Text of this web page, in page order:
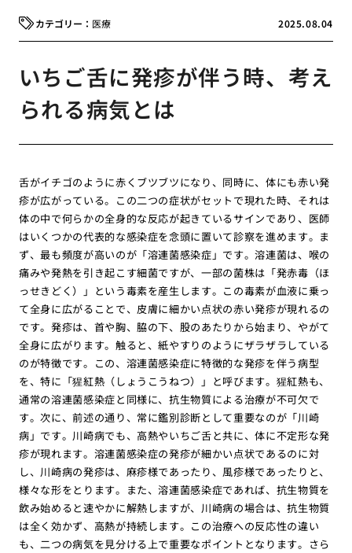
2025.08.04
医療
いちご舌に発疹が伴う時、考え
られる病気とは
舌がイチゴのように赤くブツブツになり、同時に、体にも赤い発
疹が広がっている。この二つの症状がセットで現れた時、それは
体の中で何らかの全身的な反応が起きているサインであり、医師
はいくつかの代表的な感染症を念頭に置いて診察を進めます。ま
ず、最も頻度が高いのが「溶連菌感染症」です。溶連菌は、喉の
痛みや発熱を引き起こす細菌ですが、一部の菌株は「発赤毒（ほ
っせきどく）」という毒素を産生します。この毒素が血液に乗っ
て全身に広がることで、皮膚に細かい点状の赤い発疹が現れるの
です。発疹は、首や胸、脇の下、股のあたりから始まり、やがて
全身に広がります。触ると、紙やすりのようにザラザラしている
のが特徴です。この、溶連菌感染症に特徴的な発疹を伴う病型
を、特に「猩紅熱（しょうこうねつ）」と呼びます。猩紅熱も、
通常の溶連菌感染症と同様に、抗生物質による治療が不可欠で
す。次に、前述の通り、常に鑑別診断として重要なのが「川崎
病」です。川崎病でも、高熱やいちご舌と共に、体に不定形な発
疹が現れます。溶連菌感染症の発疹が細かい点状であるのに対
し、川崎病の発疹は、麻疹様であったり、風疹様であったりと、
様々な形をとります。また、溶連菌感染症であれば、抗生物質を
飲み始めると速やかに解熱しますが、川崎病の場合は、抗生物質
は全く効かず、高熱が持続します。この治療への反応性の違い
も、二つの病気を見分ける上で重要なポイントとなります。さら